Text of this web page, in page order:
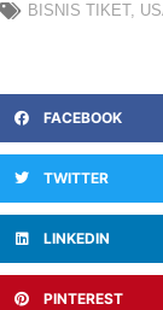
BISNIS TIKET,
FACEBOOK
TWITTER
LINKEDIN
PINTEREST